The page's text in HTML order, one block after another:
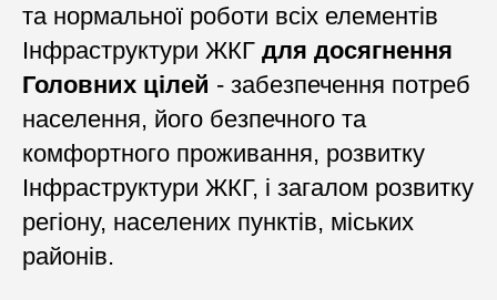
та нормальної роботи всіх елементів
Інфраструктури ЖКГ для досягнення
Головних цілей - забезпечення потреб
населення, його безпечного та
комфортного проживання, розвитку
Інфраструктури ЖКГ, і загалом розвитку
регіону, населених пунктів, міських
районів.